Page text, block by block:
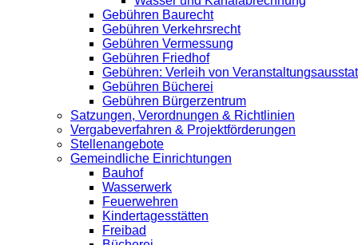
Gebühren Baurecht
Gebühren Verkehrsrecht
Gebühren Vermessung
Gebühren Friedhof
Gebühren: Verleih von
Gebühren Bücherei
Gebühren Bürgerzentrum
Satzungen, Verordnungen & Richtlinien
Vergabeverfahren & Projektförderungen
Stellenangebote
Gemeindliche Einrichtungen
Bauhof
Wasserwerk
Feuerwehren
Kindertagesstätten
Freibad